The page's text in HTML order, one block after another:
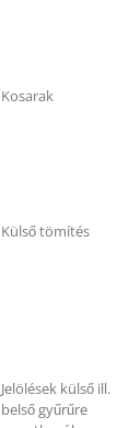
Kosarak
Külső tömítés
Jelölések külső ill.
belső gyűrűre